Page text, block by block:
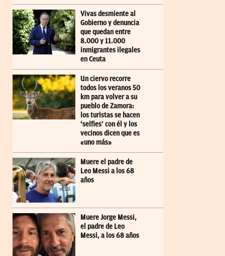
Vivas desmiente al
Gobierno y denuncia
que quedan entre
8.000 y 11.000
inmigrantes ilegales
en Ceuta
Un ciervo recorre
todos los veranos 50
km para volver a su
pueblo de Zamora:
los turistas se hacen
‘selfies’ con él y los
vecinos dicen que es
«uno más»
Muere el padre de
Leo Messi a los 68
años
Muere Jorge Messi,
el padre de Leo
Messi, a los 68 años